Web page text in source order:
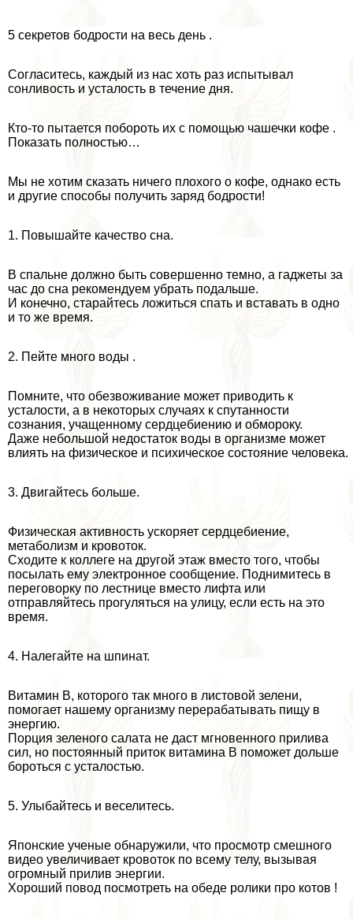
5 секретов бодрости на весь день .
Согласитесь, каждый из нас хоть раз испытывал
сонливость и усталость в течение дня.
Кто-то пытается побороть их с помощью чашечки кофе .
Показать полностью…
Мы не хотим сказать ничего плохого о кофе, однако есть
и другие способы получить заряд бодрости!
1. Повышайте качество сна.
В спальне должно быть совершенно темно, а гаджеты за
час до сна рекомендуем убрать подальше.
И конечно, старайтесь ложиться спать и вставать в одно
и то же время.
2. Пейте много воды .
Помните, что обезвоживание может приводить к
усталости, а в некоторых случаях к спyтaнности
сознания, учащенному сердцебиению и обмороку.
Даже небольшой недостаток воды в организме может
влиять на физическое и психическое состояние человека.
3. Двигайтесь больше.
Физическая активность ускоряет сердцебиение,
метаболизм и кровоток.
Сходите к коллеге на другой этаж вместо того, чтобы
посылать ему электронное сообщение. Поднимитесь в
переговорку по лестнице вместо лифта или
отправляйтесь прогуляться на улицу, если есть на это
время.
4. Налегайте на шпинат.
Витамин В, которого так много в листовой зелени,
помогает нашему организму переpaбатывать пищу в
энергию.
Порция зеленого салата не даст мгновенного прилива
сил, но постоянный приток витамина В поможет дольше
бороться с усталостью.
5. Улыбайтесь и веселитесь.
Японские ученые обнаружили, что просмотр смешного
видео увеличивает кровоток по всему телу, вызывая
огромный прилив энергии.
Хороший повод посмотреть на обеде ролики про котов !